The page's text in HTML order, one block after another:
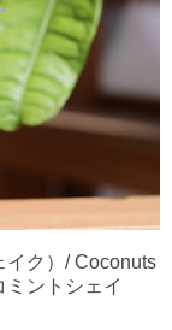
イク）/ Coconuts
ントシェイ